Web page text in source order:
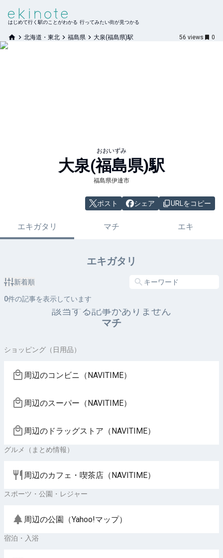
はじめて行く駅のことがわかる 行ってみたい街が見つかる
北海道・東北 福島県 大泉(福島県)駅 56 views 0
おおいずみ
大泉(福島県)駅
福島県伊達市
ポスト シェア URLをコピー
エキガタリ マチ エキ
エキガタリ
新着順
0件の記事を表示しています
該当する記事がありません
マチ
ショッピング（日用品）
周辺のコンビニ（NAVITIME）
周辺のスーパー（NAVITIME）
周辺のドラッグストア（NAVITIME）
グルメ（まとめ情報）
周辺のカフェ・喫茶店（NAVITIME）
スポーツ・公園・レジャー
周辺の公園（Yahoo!マップ）
宿泊・入浴